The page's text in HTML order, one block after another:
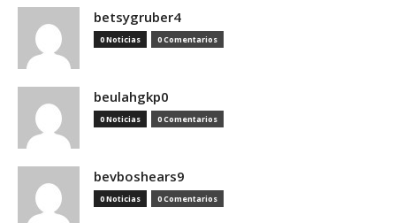
betsygruber4
0 Noticias 0 Comentarios
beulahgkp0
0 Noticias 0 Comentarios
bevboshears9
0 Noticias 0 Comentarios